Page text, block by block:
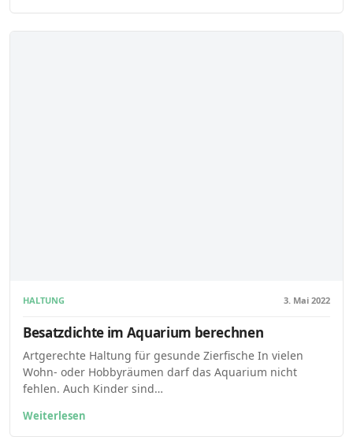
HALTUNG 3. Mai 2022
Besatzdichte im Aquarium berechnen
Artgerechte Haltung für gesunde Zierfische In vielen
Wohn- oder Hobbyräumen darf das Aquarium nicht
fehlen. Auch Kinder sind…
Weiterlesen